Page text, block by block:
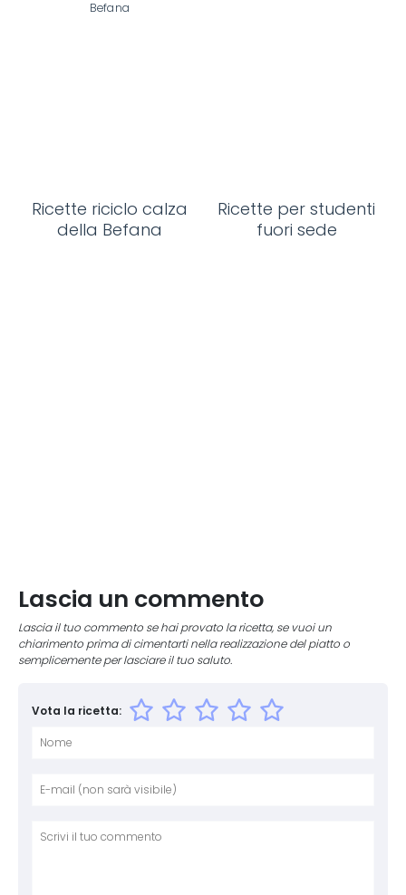
Ricette riciclo calza
della Befana
Ricette per studenti
fuori sede
Lascia un commento
Lascia il tuo commento se hai provato la ricetta, se vuoi un
chiarimento prima di cimentarti nella realizzazione del piatto o
semplicemente per lasciare il tuo saluto.
Vota la ricetta: